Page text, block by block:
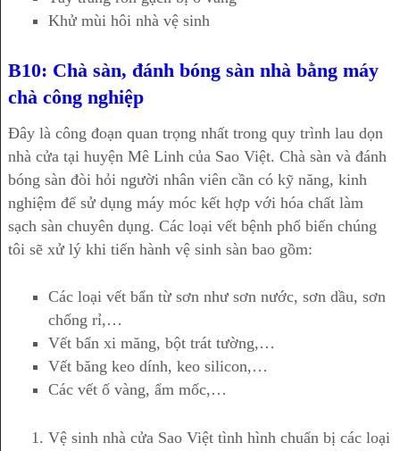
Khử mùi hôi nhà vệ sinh
B10: Chà sàn, đánh bóng sàn nhà bằng máy
chà công nghiệp
Đây là công đoạn quan trọng nhất trong quy trình lau dọn
nhà cửa tại huyện Mê Linh của Sao Việt. Chà sàn và đánh
bóng sàn đòi hỏi người nhân viên cần có kỹ năng, kinh
nghiệm để sử dụng máy móc kết hợp với hóa chất làm
sạch sàn chuyên dụng. Các loại vết bệnh phổ biến chúng
tôi sẽ xử lý khi tiến hành vệ sinh sàn bao gồm:
Các loại vết bẩn từ sơn như sơn nước, sơn dầu, sơn
chống rỉ,…
Vết bẩn xi măng, bột trát tường,…
Vết băng keo dính, keo silicon,…
Các vết ố vàng, ẩm mốc,…
Vệ sinh nhà cửa Sao Việt tình hình chuẩn bị các loại